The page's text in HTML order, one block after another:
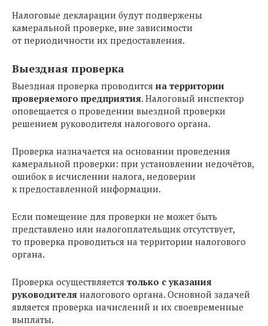
Налоговые декларации будут подвержены
камеральной проверке, вне зависимости
от периодичности их предоставления.
Выездная проверка
Выездная проверка проводится на территории
проверяемого предприятия. Налоговый инспектор
оповещается о проведении выездной проверки
решением руководителя налогового органа.
Проверка назначается на основании проведения
камеральной проверки: при установлении недочётов,
ошибок в исчислении налога, недоверии
к предоставленной информации.
Если помещение для проверки не может быть
представлено или налогоплательщик отсутствует,
то проверка проводиться на территории налогового
органа.
Проверка осуществляется только с указания
руководителя налогового органа. Основной задачей
является проверка начислений и их своевременные
выплаты.